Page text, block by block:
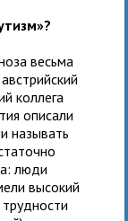
весьма
коллега
описали
называть
люди
высокий